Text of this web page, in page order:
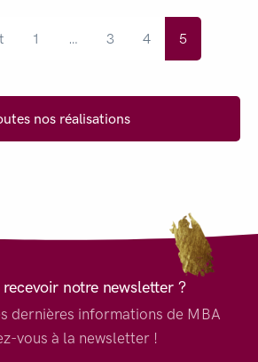
1 … 3 4 5
nos réalisations
notre newsletter ?
dernières informations de MBA
vous à la newsletter !